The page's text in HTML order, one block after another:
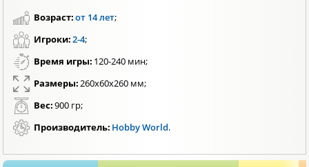
Возраст:от 14 лет;
Игроки:2-4;
Время игры: 120-240 мин;
Размеры:260х60х260 мм;
Вес:900 гр;
Производитель: Hobby World.